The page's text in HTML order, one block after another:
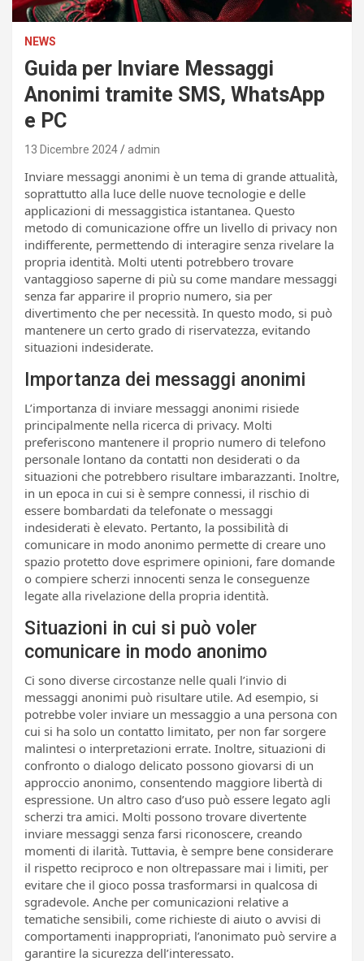
NEWS
Guida per Inviare Messaggi
Anonimi tramite SMS, WhatsApp
e PC
13 Dicembre 2024 admin
Inviare messaggi anonimi è un tema di grande attualità,
soprattutto alla luce delle nuove tecnologie e delle
applicazioni di messaggistica istantanea. Questo
metodo di comunicazione offre un livello di privacy non
indifferente, permettendo di interagire senza rivelare la
propria identità. Molti utenti potrebbero trovare
vantaggioso saperne di più su come mandare messaggi
senza far apparire il proprio numero, sia per
divertimento che per necessità. In questo modo, si può
mantenere un certo grado di riservatezza, evitando
situazioni indesiderate.
Importanza dei messaggi anonimi
L’importanza di inviare messaggi anonimi risiede
principalmente nella ricerca di privacy. Molti
preferiscono mantenere il proprio numero di telefono
personale lontano da contatti non desiderati o da
situazioni che potrebbero risultare imbarazzanti. Inoltre,
in un epoca in cui si è sempre connessi, il rischio di
essere bombardati da telefonate o messaggi
indesiderati è elevato. Pertanto, la possibilità di
comunicare in modo anonimo permette di creare uno
spazio protetto dove esprimere opinioni, fare domande
o compiere scherzi innocenti senza le conseguenze
legate alla rivelazione della propria identità.
Situazioni in cui si può voler
comunicare in modo anonimo
Ci sono diverse circostanze nelle quali l’invio di
messaggi anonimi può risultare utile. Ad esempio, si
potrebbe voler inviare un messaggio a una persona con
cui si ha solo un contatto limitato, per non far sorgere
malintesi o interpretazioni errate. Inoltre, situazioni di
confronto o dialogo delicato possono giovarsi di un
approccio anonimo, consentendo maggiore libertà di
espressione. Un altro caso d’uso può essere legato agli
scherzi tra amici. Molti possono trovare divertente
inviare messaggi senza farsi riconoscere, creando
momenti di ilarità. Tuttavia, è sempre bene considerare
il rispetto reciproco e non oltrepassare mai i limiti, per
evitare che il gioco possa trasformarsi in qualcosa di
sgradevole. Anche per comunicazioni relative a
tematiche sensibili, come richieste di aiuto o avvisi di
comportamenti inappropriati, l’anonimato può servire a
garantire la sicurezza dell’interessato.